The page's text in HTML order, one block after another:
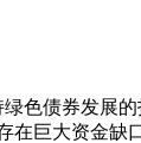
色债券发展
在巨大资金缺口